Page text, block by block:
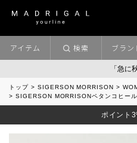
「急に秋、着る
アイテム 検索 ブラン
トップ SIGERSON MORRISON
SIGERSON MORRISONペタンコヒー
ポイント